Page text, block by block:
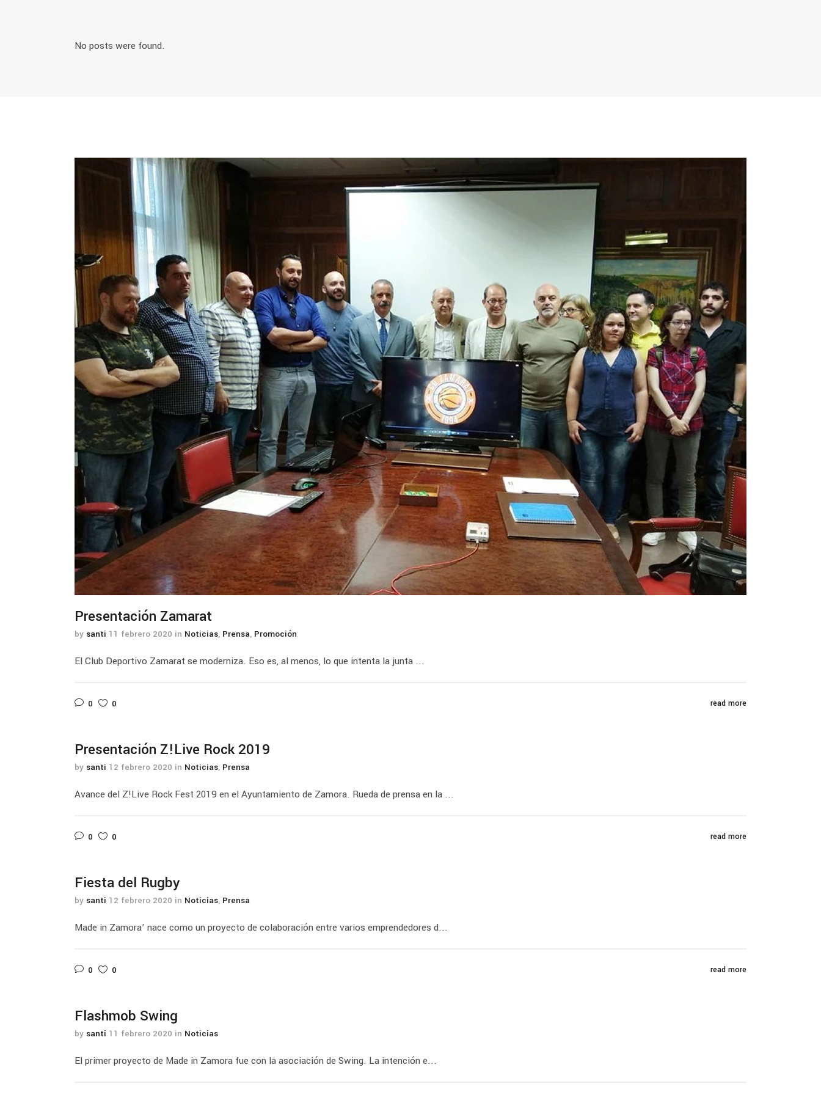
No posts were found.
Presentación Zamarat
by santi 11 febrero 2020 in Noticias, Prensa, Promoción
El Club Deportivo Zamarat se moderniza. Eso es, al menos, lo que intenta la junta ...
0 0 read more
Presentación Z!Live Rock 2019
by santi 12 febrero 2020 in Noticias, Prensa
Avance del Z!Live Rock Fest 2019 en el Ayuntamiento de Zamora. Rueda de prensa en la ...
0 0 read more
Fiesta del Rugby
by santi 12 febrero 2020 in Noticias, Prensa
Made in Zamora’ nace como un proyecto de colaboración entre varios emprendedores d...
0 0 read more
Flashmob Swing
by santi 11 febrero 2020 in Noticias
El primer proyecto de Made in Zamora fue con la asociación de Swing. La intención e...